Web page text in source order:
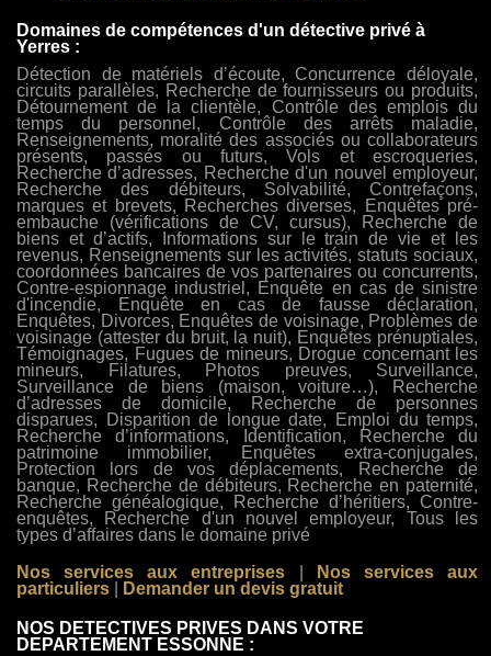
Domaines de compétences d'un détective privé à
Yerres :
Détection de matériels d’écoute, Concurrence déloyale,
circuits parallèles, Recherche de fournisseurs ou produits,
Détournement de la clientèle, Contrôle des emplois du
temps du personnel, Contrôle des arrêts maladie,
Renseignements, moralité des associés ou collaborateurs
présents, passés ou futurs, Vols et escroqueries,
Recherche d’adresses, Recherche d'un nouvel employeur,
Recherche des débiteurs, Solvabilité, Contrefaçons,
marques et brevets, Recherches diverses, Enquêtes pré-
embauche (vérifications de CV, cursus), Recherche de
biens et d’actifs, Informations sur le train de vie et les
revenus, Renseignements sur les activités, statuts sociaux,
coordonnées bancaires de vos partenaires ou concurrents,
Contre-espionnage industriel, Enquête en cas de sinistre
d'incendie, Enquête en cas de fausse déclaration,
Enquêtes, Divorces, Enquêtes de voisinage, Problèmes de
voisinage (attester du bruit, la nuit), Enquêtes prénuptiales,
Témoignages, Fugues de mineurs, Drogue concernant les
mineurs, Filatures, Photos preuves, Surveillance,
Surveillance de biens (maison, voiture…), Recherche
d’adresses de domicile, Recherche de personnes
disparues, Disparition de longue date, Emploi du temps,
Recherche d’informations, Identification, Recherche du
patrimoine immobilier, Enquêtes extra-conjugales,
Protection lors de vos déplacements, Recherche de
banque, Recherche de débiteurs, Recherche en paternité,
Recherche généalogique, Recherche d’héritiers, Contre-
enquêtes, Recherche d'un nouvel employeur, Tous les
types d’affaires dans le domaine privé
Nos services aux entreprises
Nos services aux
particuliers
Demander un devis gratuit
NOS DETECTIVES PRIVES DANS VOTRE
DEPARTEMENT ESSONNE :